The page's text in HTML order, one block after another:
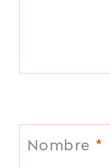
Nombre *